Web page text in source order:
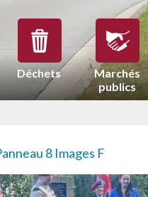
Déchets
Marchés
publics
8 Images F